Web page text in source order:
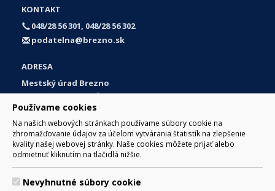
Používame cookies
Na našich webových stránkach používame súbory cookie na
zhromažďovanie údajov za účelom vytvárania štatistík na zlepšenie
kvality našej webovej stránky. Naše cookies môžete prijať alebo
odmietnuť kliknutím na tlačidlá nižšie.
Nevyhnutné súbory cookie
KONTAKT
048/28 56 301, 048/28 56 302
podatelna@brezno.sk
ADRESA
Mestský úrad Brezno
Námestie gen. M. R. Štefánika 1
977 01 Brezno
Slovakia (Slovak Republic)